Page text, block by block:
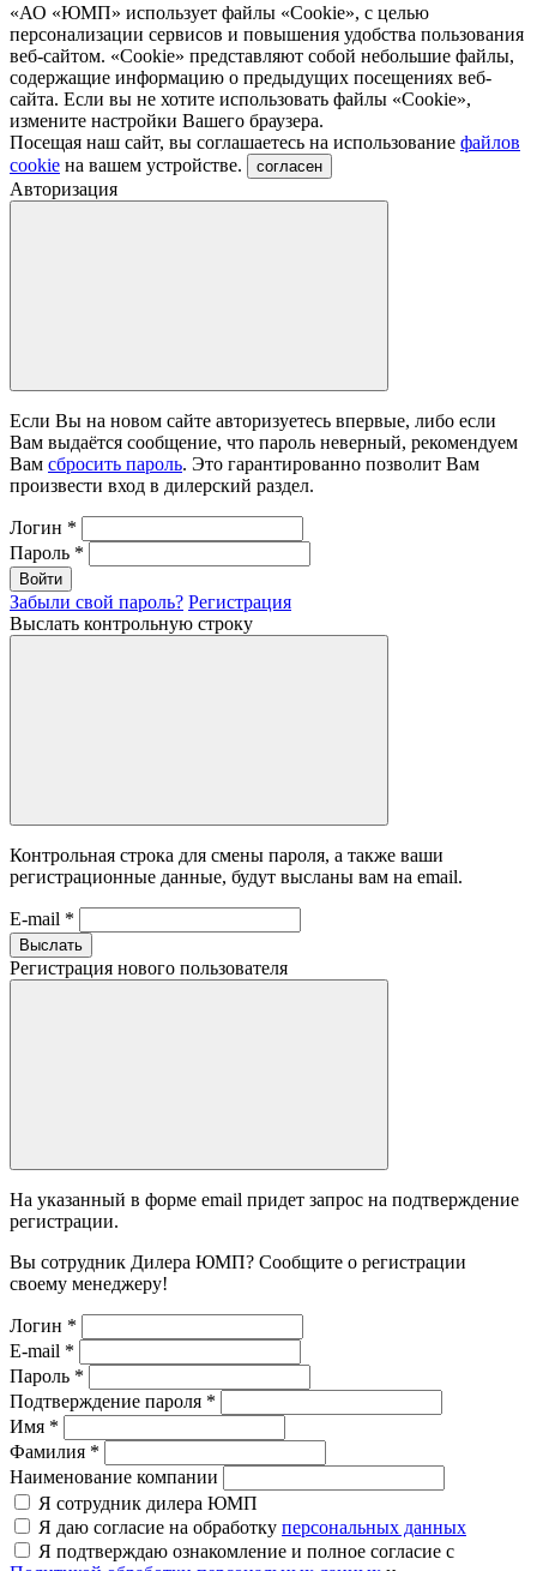
«АО «ЮМП» использует файлы «Сookie», с целью
персонализации сервисов и повышения удобства пользования
веб-сайтом. «Cookie» представляют собой небольшие файлы,
содержащие информацию о предыдущих посещениях веб-
сайта. Если вы не хотите использовать файлы «Сookie»,
измените настройки Вашего браузера.
Посещая наш сайт, вы соглашаетесь на использование файлов
cookie на вашем устройстве. согласен
Авторизация
Если Вы на новом сайте авторизуетесь впервые, либо если
Вам выдаётся сообщение, что пароль неверный, рекомендуем
Вам сбросить пароль. Это гарантированно позволит Вам
произвести вход в дилерский раздел.
Логин *
Пароль *
Войти
Забыли свой пароль? Регистрация
Выслать контрольную строку
Контрольная строка для смены пароля, а также ваши
регистрационные данные, будут высланы вам на email.
E-mail *
Выслать
Регистрация нового пользователя
На указанный в форме email придет запрос на подтверждение
регистрации.
Вы сотрудник Дилера ЮМП? Сообщите о регистрации
своему менеджеру!
Логин *
E-mail *
Пароль *
Подтверждение пароля *
Имя *
Фамилия *
Наименование компании
Я сотрудник дилера ЮМП
Я даю согласие на обработку персональных данных
Я подтверждаю ознакомление и полное согласие с